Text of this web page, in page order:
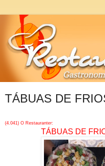
TÁBUAS DE
(4.041) O Restauranter:
TÁBUAS DE